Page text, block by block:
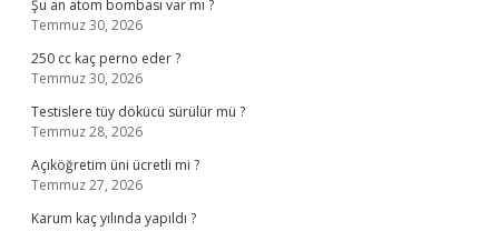
Şu an atom bombası var mı ?
Temmuz 30, 2026
250 cc kaç perno eder ?
Temmuz 30, 2026
Testislere tüy dökücü sürülür mü ?
Temmuz 28, 2026
Açıköğretim üni ücretli mi ?
Temmuz 27, 2026
Karum kaç yılında yapıldı ?